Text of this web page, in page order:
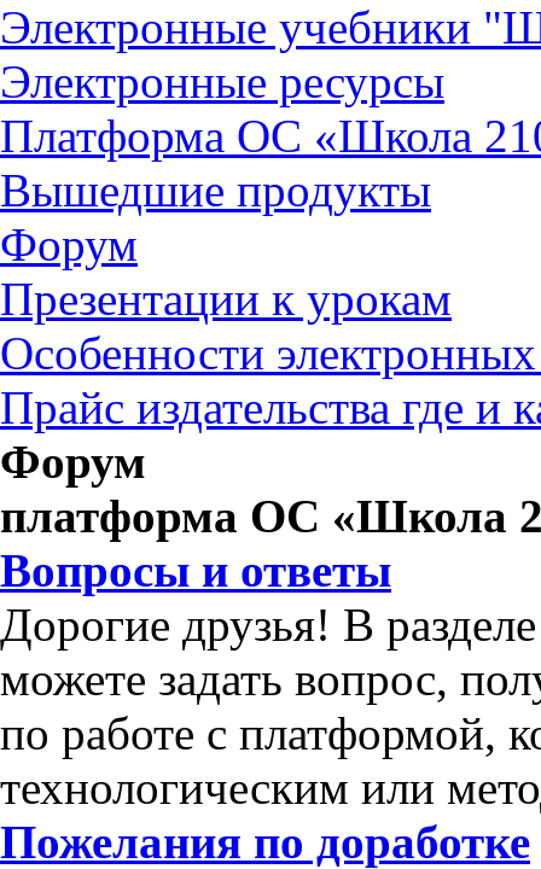
Электронные учебники
Электронные ресурсы
Платформа ОС «Школа
Вышедшие продукты
Форум
Презентации к урокам
Особенности
Прайс издательства где и
Форум
платформа ОС «Школа
Вопросы и ответы
Дорогие друзья! В
можете задать вопрос,
по работе с платформой,
технологическим или
Пожелания по доработке